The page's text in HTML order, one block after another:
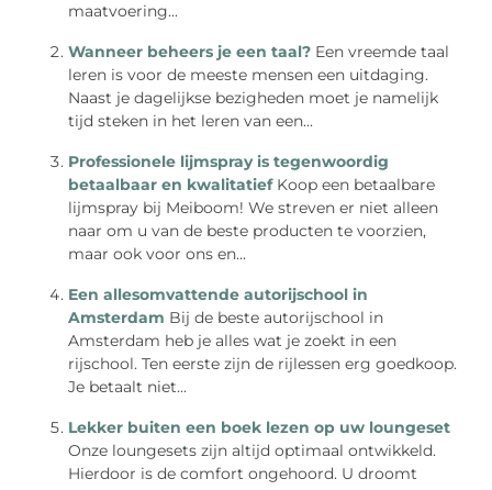
maatvoering...
Wanneer beheers je een taal? Een vreemde taal
leren is voor de meeste mensen een uitdaging.
Naast je dagelijkse bezigheden moet je namelijk
tijd steken in het leren van een...
Professionele lijmspray is tegenwoordig
betaalbaar en kwalitatief Koop een betaalbare
lijmspray bij Meiboom! We streven er niet alleen
naar om u van de beste producten te voorzien,
maar ook voor ons en...
Een allesomvattende autorijschool in
Amsterdam Bij de beste autorijschool in
Amsterdam heb je alles wat je zoekt in een
rijschool. Ten eerste zijn de rijlessen erg goedkoop.
Je betaalt niet...
Lekker buiten een boek lezen op uw loungeset
Onze loungesets zijn altijd optimaal ontwikkeld.
Hierdoor is de comfort ongehoord. U droomt